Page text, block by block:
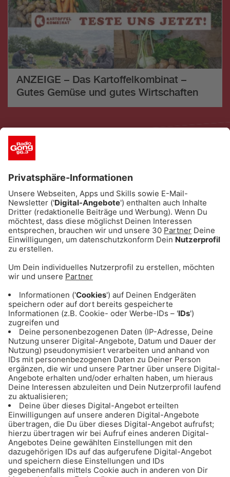
ANZEIGE – Das Kartoffelkombinat –
Gutes Gemüse und gutes Wirtschaften
ANZEIGE - Eishockey: Alle Infos & Spiele
ANZEIGE - Basketball: Alle Infos & Spiele
des FC Bayern Basketball